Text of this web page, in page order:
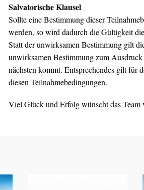
Salvatorische Klausel
Sollte eine Bestimmung dieser
werden, so wird dadurch die Gültigkeit
Statt der unwirksamen Bestimmung gilt
unwirksamen Bestimmung zum
nächsten kommt. Entsprechendes gilt für
diesen Teilnahmebedingungen.
Viel Glück und Erfolg wünscht das